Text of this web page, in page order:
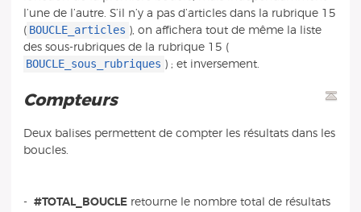
l’une de l’autre. S’il n’y a pas d’articles dans la rubrique 15
( BOUCLE_articles ), on affichera tout de même la liste
des sous-rubriques de la rubrique 15 (
BOUCLE_sous_rubriques ) ; et inversement.
Compteurs
Deux balises permettent de compter les résultats dans les
boucles.
- #TOTAL_BOUCLEretourne le nombre total de résultats